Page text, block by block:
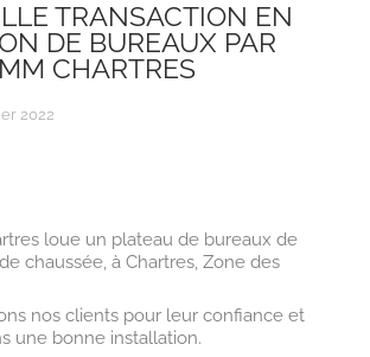
loue un plateau de bureaux de
chaussée, à Chartres, Zone des
nos clients pour leur confiance et
une bonne installation.
TRANSACTION EN
DE BUREAUX PAR
CHARTRES
2022